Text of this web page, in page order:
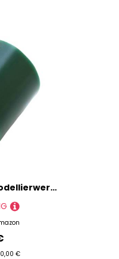
Hohlrohr, rundes Modellierwerkzeug, massives Schnitzwerkzeug, Schmuck, Bastelwerkzeug, Wachs
€